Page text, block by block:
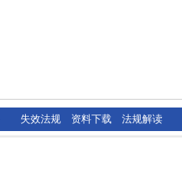
失效法规 资料下载 法规解读